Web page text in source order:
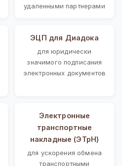
удаленными партнерами
ЭЦП для Диадока
для юридически
значимого подписания
электронных документов
Электронные
транспортные
накладные (ЭТрН)
для ускорения обмена
транспортными